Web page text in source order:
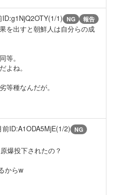
ID:g1NjQ2OTY(1/1) NG 報告
を出すと朝鮮人は自分らの成
等。
よね。
等種なんだが。
前ID:A1ODA5MjE(1/2) NG
爆投下されたの？
からw